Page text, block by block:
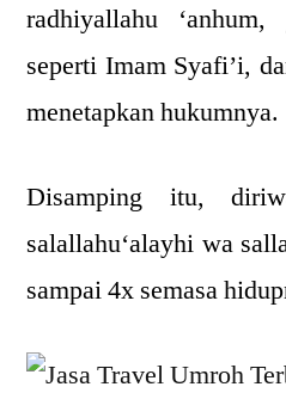
radhiyallahu
seperti Imam Syafi’i,
menetapkan hukumnya.
Disamping itu,
salallahu‘alayhi wa
sampai 4x semasa